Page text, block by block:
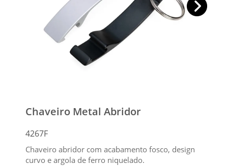
Chaveiro Metal Abridor
4267F
Chaveiro abridor com acabamento fosco, design
curvo e argola de ferro niquelado.